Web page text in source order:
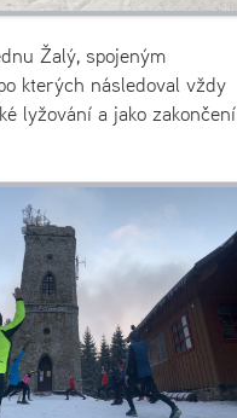
Žalý, spojeným
kterých následoval vždy
lyžování a jako zakončení